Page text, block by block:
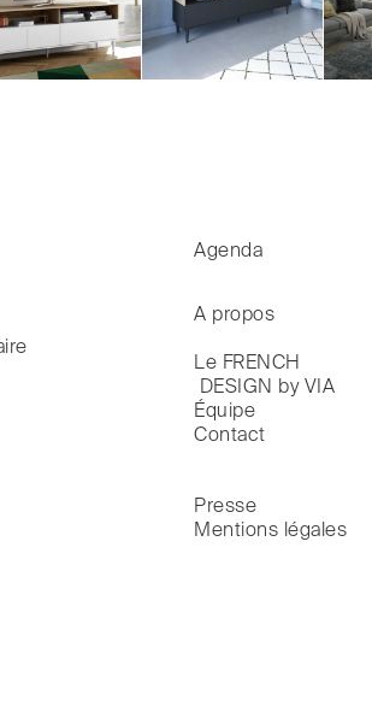
Agenda
A propos
Le FRENCH
DESIGN by VIA
Équipe
Contact
Presse
Mentions légales